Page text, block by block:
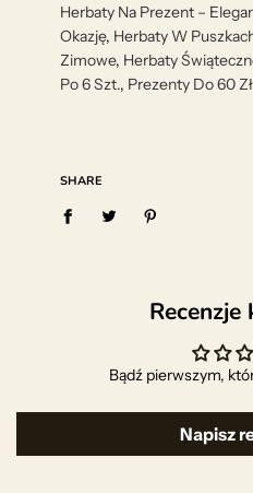
Herbaty Na Prezent –
Okazję, Herbaty W
Zimowe, Herbaty
Po 6 Szt., Prezenty Do 60 Zł
SHARE
Bądź pierwszym,
Napisz